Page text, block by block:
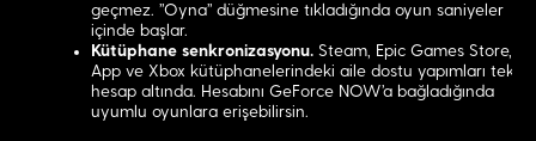
geçmez. "Oyna" düğmesine tıkladığında oyun saniyeler
içinde başlar.
Kütüphane senkronizasyonu. Steam, Epic Games Store, EA
App ve Xbox kütüphanelerindeki aile dostu yapımları tek
hesap altında. Hesabını GeForce NOW'a bağladığında
uyumlu oyunlara erişebilirsin.